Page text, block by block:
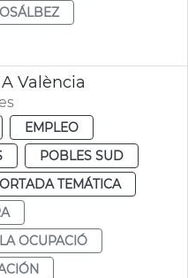
València
EMPLEO
POBLES SUD
TEMÁTICA
OCUPACIÓ